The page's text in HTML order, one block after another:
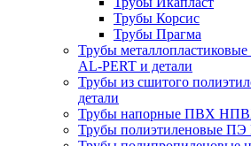
Трубы Корсис
Трубы Прагма
Трубы
AL-PERT и детали
Трубы из сшитого
детали
Трубы напорные ПВХ
Трубы полиэтиленовые